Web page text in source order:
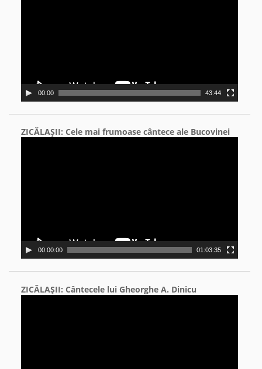
00:00 43:44
ZICĂLAŞII: Cele mai frumoase cântece ale Bucovinei
00:00:00 01:03:35
ZICĂLAŞII: Cântecele lui Gheorghe A. Dinicu